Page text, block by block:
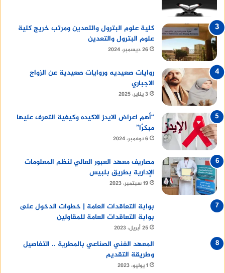
كلية علوم البترول والتعدين ومرتب خريج كلية
علوم البترول والتعدين
26 ديسمبر، 2024
روايات صعيديه وروايات صعيدية عن الزواج
الاجباري
3 يناير، 2025
“أهم اعراض الايدز الاكيده وكيفية التعرف عليها
مبكرًا”
6 نوفمبر، 2024
مصاريف معهد العبور العالي لنظم المعلومات
الإدارية بطريق بلبيس
19 سبتمبر، 2023
بوابة التعاقدات العامة | خطوات الدخول على
بوابة التعاقدات العامة للمقاولين
25 أبريل، 2023
المعهد الفني الصناعي بالمطرية .. التفاصيل
وطريقة التقديم
1 يوليو، 2023